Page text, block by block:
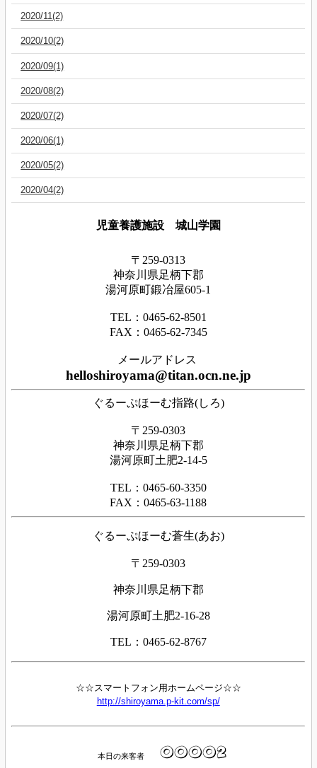
2020/11(2)
2020/10(2)
2020/09(1)
2020/08(2)
2020/07(2)
2020/06(1)
2020/05(2)
2020/04(2)
児童養護施設 城山学園
〒259-0313
神奈川県足柄下郡
湯河原町鍛冶屋605-1
TEL：0465‐62‐8501
FAX：0465‐62‐7345
メールアドレス
helloshiroyama@titan.ocn.ne.jp
ぐるーぷほーむ指路(しろ)
〒259-0303
神奈川県足柄下郡
湯河原町土肥2-14-5
TEL：0465-60-3350
FAX：0465-63-1188
ぐるーぷほーむ蒼生(あお)
〒259-0303
神奈川県足柄下郡
湯河原町土肥2-16-28
TEL：0465-62-8767
☆☆スマートフォン用ホームページ☆☆
http://shiroyama.p-kit.com/sp/
本日の来客者